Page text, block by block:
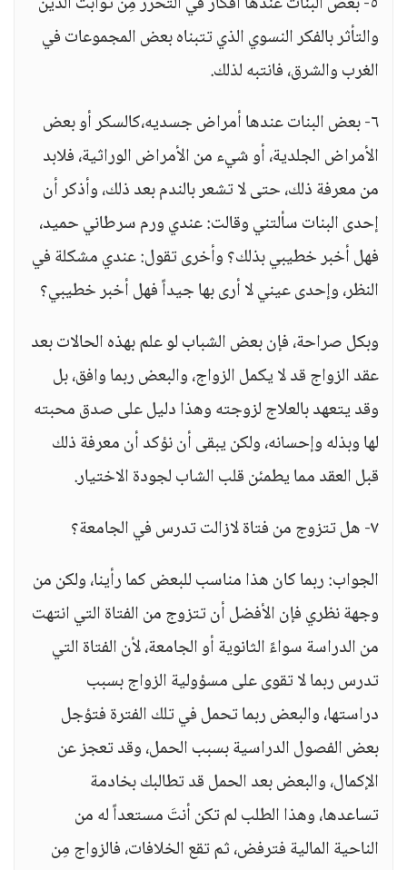
والتأثر بالفكر النسوي الذي تتبناه بعض المجموعات في
الغرب والشرق، فانتبه لذلك.
٦- بعض البنات عندها أمراض جسديه،كالسكر أو بعض
الأمراض الجلدية، أو شيء من الأمراض الوراثية، فلابد
من معرفة ذلك، حتى لا تشعر بالندم بعد ذلك، وأذكر أن
إحدى البنات سألتني وقالت: عندي ورم سرطاني حميد،
فهل أخبر خطيبي بذلك؟ وأخرى تقول: عندي مشكلة في
النظر، وإحدى عيني لا أرى بها جيداً فهل أخبر خطيبي؟
وبكل صراحة، فإن بعض الشباب لو علم بهذه الحالات بعد
عقد الزواج قد لا يكمل الزواج، والبعض ربما وافق، بل
وقد يتعهد بالعلاج لزوجته وهذا دليل على صدق محبته
لها وبذله وإحسانه، ولكن يبقى أن نؤكد أن معرفة ذلك
قبل العقد مما يطمئن قلب الشاب لجودة الاختيار.
٧- هل تتزوج من فتاة لازالت تدرس في الجامعة؟
الجواب: ربما كان هذا مناسب للبعض كما رأينا، ولكن من
وجهة نظري فإن الأفضل أن تتزوج من الفتاة التي انتهت
من الدراسة سواءً الثانوية أو الجامعة، لأن الفتاة التي
تدرس ربما لا تقوى على مسؤولية الزواج بسبب
دراستها، والبعض ربما تحمل في تلك الفترة فتؤجل
بعض الفصول الدراسية بسبب الحمل، وقد تعجز عن
الإكمال، والبعض بعد الحمل قد تطالبك بخادمة
تساعدها، وهذا الطلب لم تكن أنتَ مستعداً له من
الناحية المالية فترفض، ثم تقع الخلافات، فالزواج مِن